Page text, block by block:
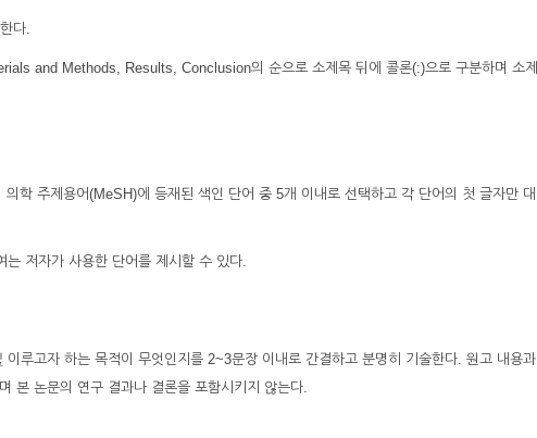
다.
and Methods, Results, Conclusion의 순으로 소제목 뒤에 콜론(:)으로 구분하며 소제
학 주제용어(MeSH)에 등재된 색인 단어 중 5개 이내로 선택하고 각 단어의 첫 글자만 대
저자가 사용한 단어를 제시할 수 있다.
루고자 하는 목적이 무엇인지를 2~3문장 이내로 간결하고 분명히 기술한다. 원고 내용과
본 논문의 연구 결과나 결론을 포함시키지 않는다.